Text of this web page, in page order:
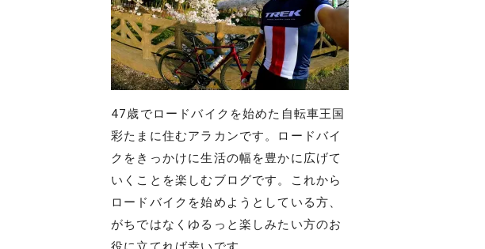
47歳でロードバイクを始めた自転車王国
彩たまに住むアラカンです。ロードバイ
クをきっかけに生活の幅を豊かに広げて
いくことを楽しむブログです。これから
ロードバイクを始めようとしている方、
がちではなくゆるっと楽しみたい方のお